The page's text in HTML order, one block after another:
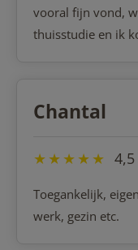
vooral fijn vond,
thuisstudie en ik
Chantal
★★★★★
Toegankelijk,
werk, gezin etc.